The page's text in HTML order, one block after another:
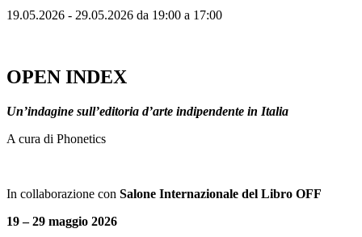
Museo
Accessibilità
Educazione
News
Educazione
Famiglie
Scuole
Visite
19.05.2026 - 29.05.2026 da 19:00 a 17:00
OPEN INDEX
Un’indagine sull’editoria d’arte indipendente in Italia
A cura di Phonetics
In collaborazione con Salone Internazionale del Libro OFF
19 – 29 maggio 2026